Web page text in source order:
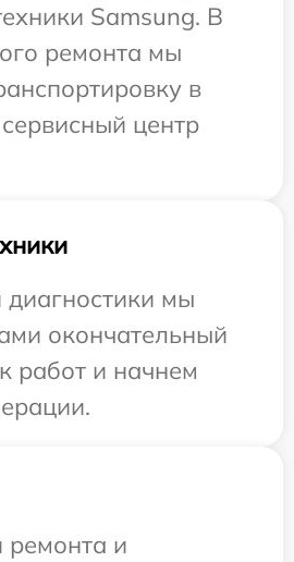
Samsung. В
ремонта мы
в
центр
мы
окончательный
работ и начнем
ремонта и